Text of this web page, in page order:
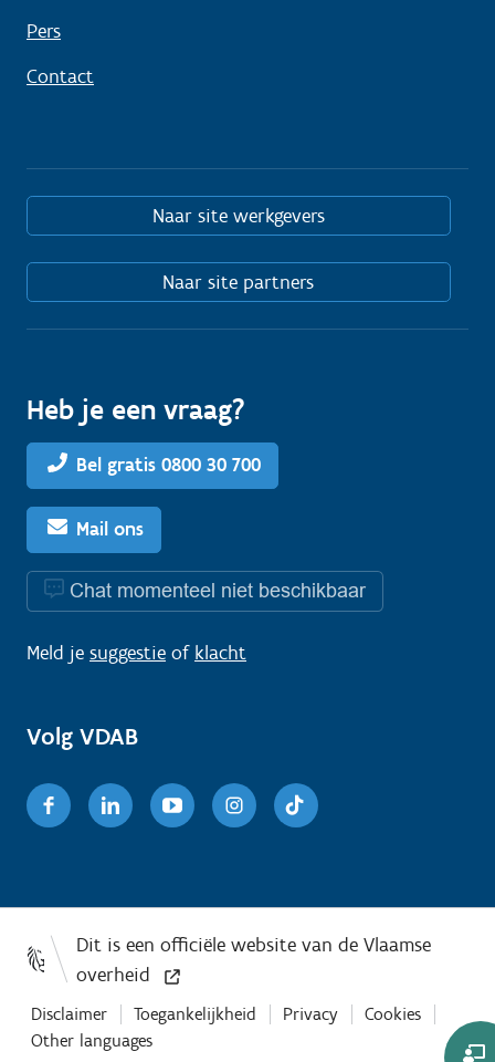
Pers
Contact
Naar site werkgevers
Naar site partners
Heb je een vraag?
Bel gratis 0800 30 700
Mail ons
Chat momenteel niet beschikbaar
Meld je suggestie of klacht
Volg VDAB
FacebookLinkedinYoutubeInstagram
Disclaimer Toegankelijkheid Privacy
Cookies
Other languages